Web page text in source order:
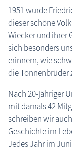
Prerower
up platt
Vereinsarbeit
Zeitzeugen
Begriffe der
1951 wurde
dieser schöne
Wiecker und ihrer
sich besonders
erinnern, wie
die Tonnenbrüder
Nach 20-jähriger
mit damals 42
schreiben wir
Geschichte im
Jedes Jahr im